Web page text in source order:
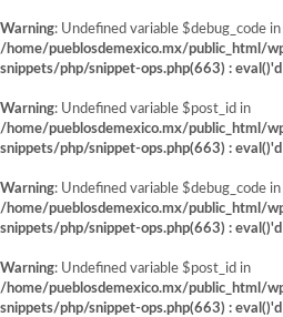
Warning: Undefined variable $debug_code in
/home/pueblosdemexico.mx/public_html/
snippets/php/snippet-ops.php(663) : eval()'d
Warning: Undefined variable $post_id in
/home/pueblosdemexico.mx/public_html/
snippets/php/snippet-ops.php(663) : eval()'d
Warning: Undefined variable $debug_code in
/home/pueblosdemexico.mx/public_html/
snippets/php/snippet-ops.php(663) : eval()'d
Warning: Undefined variable $post_id in
/home/pueblosdemexico.mx/public_html/
snippets/php/snippet-ops.php(663) : eval()'d